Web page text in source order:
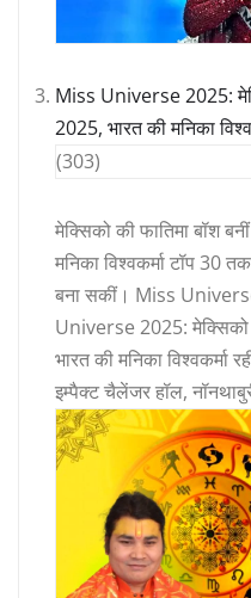
Miss Universe 2025:
2025, भारत की मनिका
(303)
मेक्सिको की फातिमा बॉश
मनिका विश्वकर्मा टॉप 30
बना सकीं। Miss
Universe 2025: मेक्सिको
भारत की मनिका विश्वकर्मा
इम्पैक्ट चैलेंजर हॉल,